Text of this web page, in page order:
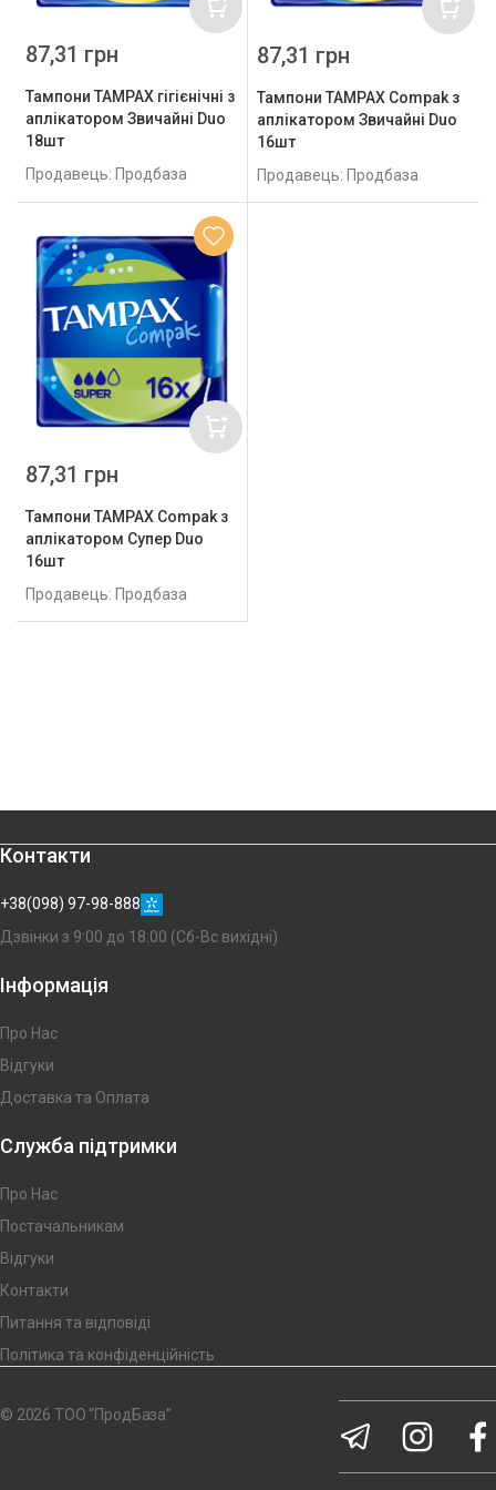
Тампони TAMPAX гігієнічні з
аплікатором Звичайні Duo
18шт
Продавець: Продбаза
87,31 грн
Тампони TAMPAX Compak з
аплікатором Звичайні Duo
16шт
Продавець: Продбаза
87,31 грн
Тампони TAMPAX Compak з
аплікатором Супер Duo
16шт
Продавець: Продбаза
87,31 грн
Контакти
+38(098) 97-98-888
Дзвінки з 9:00 до 18:00 (Сб-Вс вихідні)
Інформація
Про Нас
Відгуки
Доставка та Оплата
Служба підтримки
Про Нас
Постачальникам
Відгуки
Контакти
Питання та відповіді
Політика та конфіденційність
© 2026 ТОО “ПродБаза”